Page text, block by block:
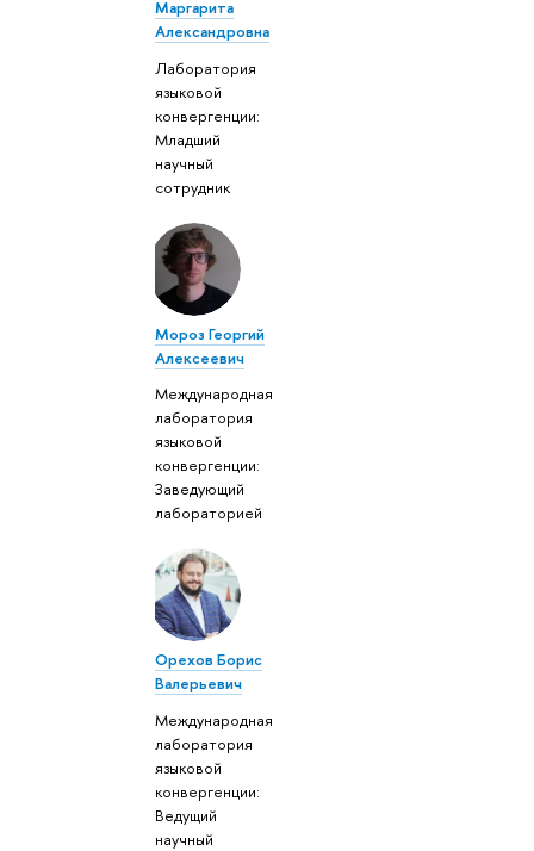
Маргарита
Александровна
Лаборатория
языковой
конвергенции:
Младший
научный
сотрудник
Мороз Георгий
Алексеевич
Международная
лаборатория
языковой
конвергенции:
Заведующий
лабораторией
Орехов Борис
Валерьевич
Международная
лаборатория
языковой
конвергенции:
Ведущий
научный